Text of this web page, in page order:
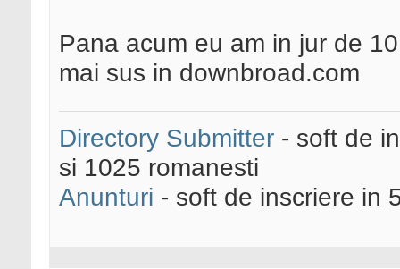
Pana acum eu am in jur de
mai sus in downbroad.com
Directory Submitter - soft de
si 1025 romanesti
Anunturi - soft de inscriere in